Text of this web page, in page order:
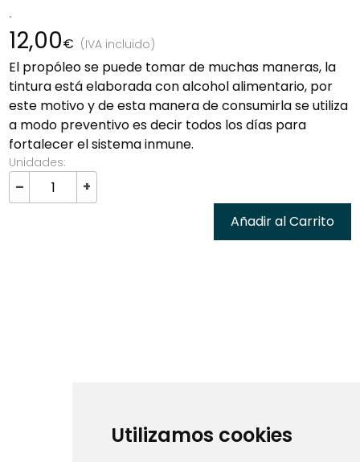
Utilizamos cookies
.
12,00€ (IVA incluido)
El propóleo se puede tomar de muchas maneras, la
tintura está elaborada con alcohol alimentario, por
este motivo y de esta manera de consumirla se utiliza
a modo preventivo es decir todos los días para
fortalecer el sistema inmune.
Unidades:
–
+
Añadir al Carrito